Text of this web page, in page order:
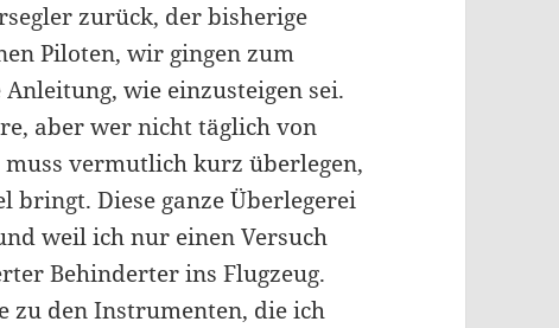
zurück, der bisherige
Piloten, wir gingen zum
wie einzusteigen sei.
aber wer nicht täglich von
vermutlich kurz überlegen,
bringt. Diese ganze Überlegerei
weil ich nur einen Versuch
Behinderter ins Flugzeug.
zu den Instrumenten, die ich